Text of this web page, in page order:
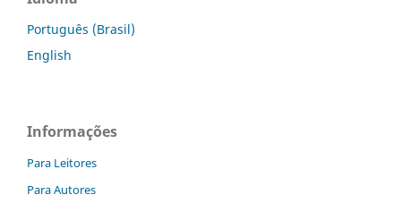
Português (Brasil)
English
Informações
Para Leitores
Para Autores